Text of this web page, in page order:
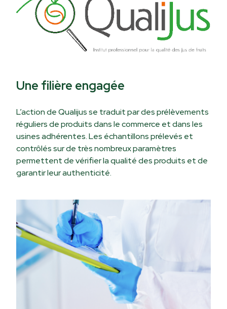
Une filière engagée
L’action de Qualijus se traduit par des prélèvements
réguliers de produits dans le commerce et dans les
usines adhérentes. Les échantillons prélevés et
contrôlés sur de très nombreux paramètres
permettent de vérifier la qualité des produits et de
garantir leur authenticité.